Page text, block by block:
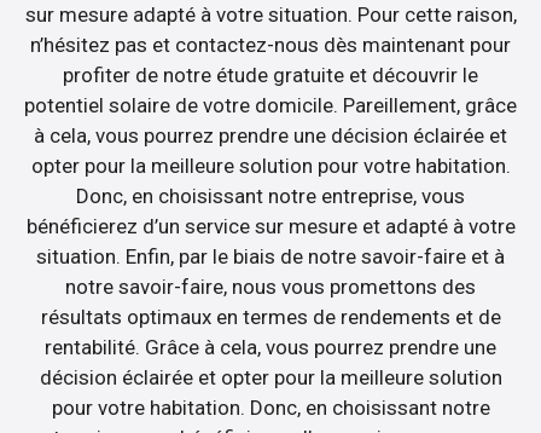
sur mesure adapté à votre situation. Pour cette raison,
n’hésitez pas et contactez-nous dès maintenant pour
profiter de notre étude gratuite et découvrir le
potentiel solaire de votre domicile. Pareillement, grâce
à cela, vous pourrez prendre une décision éclairée et
opter pour la meilleure solution pour votre habitation.
Donc, en choisissant notre entreprise, vous
bénéficierez d’un service sur mesure et adapté à votre
situation. Enfin, par le biais de notre savoir-faire et à
notre savoir-faire, nous vous promettons des
résultats optimaux en termes de rendements et de
rentabilité. Grâce à cela, vous pourrez prendre une
décision éclairée et opter pour la meilleure solution
pour votre habitation. Donc, en choisissant notre